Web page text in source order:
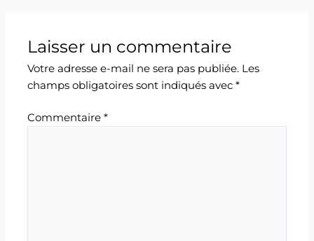
Laisser un commentaire
Votre adresse e-mail ne sera pas publiée. Les
champs obligatoires sont indiqués avec*
Commentaire*